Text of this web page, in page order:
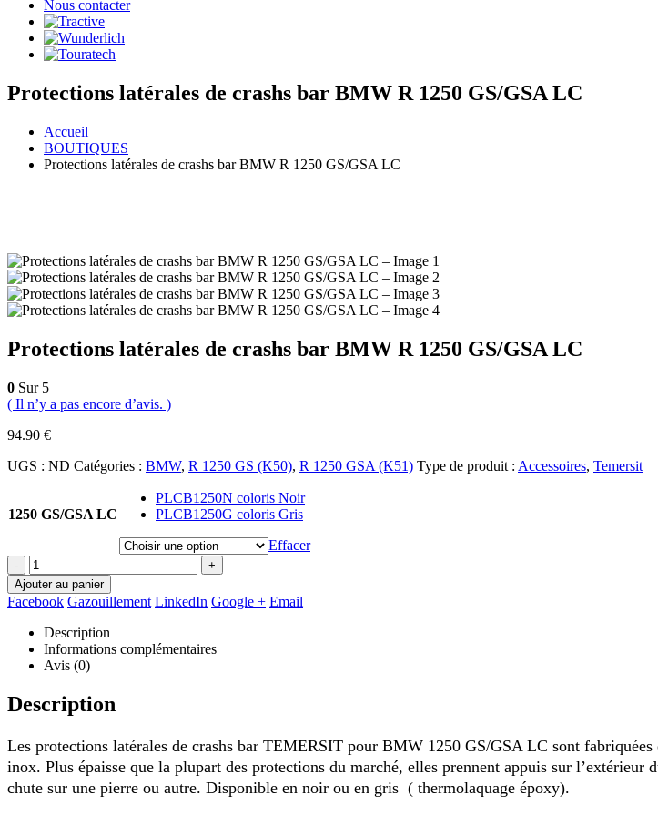
Nous contacter
Protections latérales de crashs bar BMW R 1250 GS/GSA LC
Accueil
BOUTIQUES
Protections latérales de crashs bar BMW R 1250 GS/GSA LC
Protections latérales de crashs bar BMW R 1250 GS/GSA LC
0 Sur 5
( Il n’y a pas encore d’avis. )
94.90 €
UGS : ND Catégories : BMW, R 1250 GS (K50), R 1250 GSA (K51) Type de produit : Accessoires, Temersit
1250 GS/GSA LC
PLCB1250N coloris Noir
PLCB1250G coloris Gris
Effacer
-
+
Ajouter au panier
Facebook Gazouillement LinkedIn Google + Email
Description
Informations complémentaires
Avis (0)
Description
Les protections latérales de crashs bar TEMERSIT pour BMW 1250 GS/GSA LC sont
inox. Plus épaisse que la plupart des protections du marché, elles prennent appuis sur l’extérieur
chute sur une pierre ou autre. Disponible en noir ou en gris ( thermolaquage époxy).